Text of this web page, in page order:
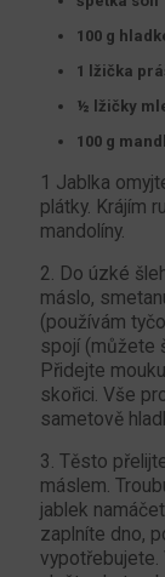
100 g
1 lžička
½ lžičky
100 g
1 Jablka
plátky. Krájím
mandolíny.
2. Do úzké
máslo,
(používám
spojí (můžete
Přidejte
skořici. Vše
sametově
3. Těsto
máslem.
jablek
zaplníte dno,
vypotřebujete.